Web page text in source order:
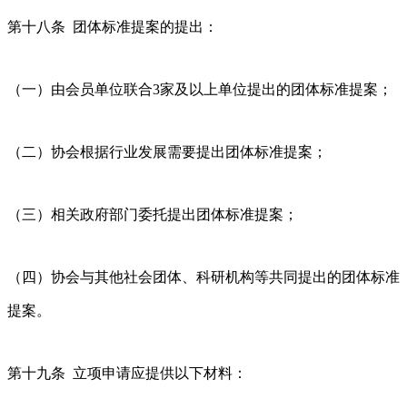
第十八条 团体标准提案的提出：
（一）由会员单位联合3家及以上单位提出的团体标准提案；
（二）协会根据行业发展需要提出团体标准提案；
（三）相关政府部门委托提出团体标准提案；
（四）协会与其他社会团体、科研机构等共同提出的团体标准
提案。
第十九条 立项申请应提供以下材料：